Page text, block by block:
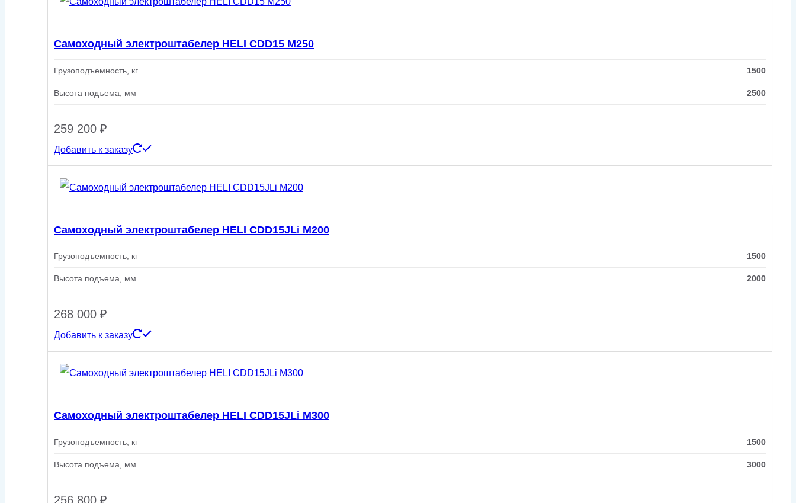
Самоходный электроштабелер HELI CDD15 M250
Грузоподъемность, кг 1500
Высота подъема, мм 2500
259 200 ₽
Добавить к заказу
Самоходный электроштабелер HELI CDD15JLi M200
Грузоподъемность, кг 1500
Высота подъема, мм 2000
268 000 ₽
Добавить к заказу
Самоходный электроштабелер HELI CDD15JLi M300
Грузоподъемность, кг 1500
Высота подъема, мм 3000
256 800 ₽